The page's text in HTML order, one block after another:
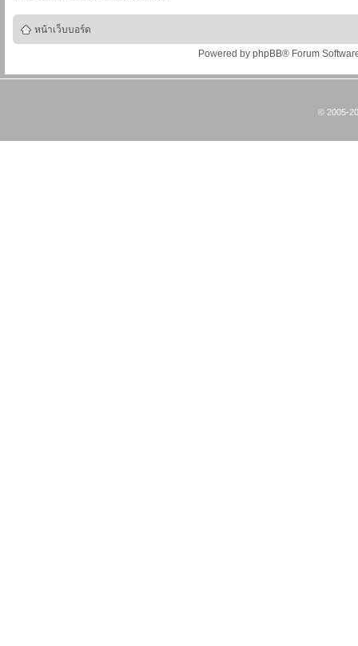
หน้าเว็บบอร์ด
Powered by phpBB® Forum
© 2005-